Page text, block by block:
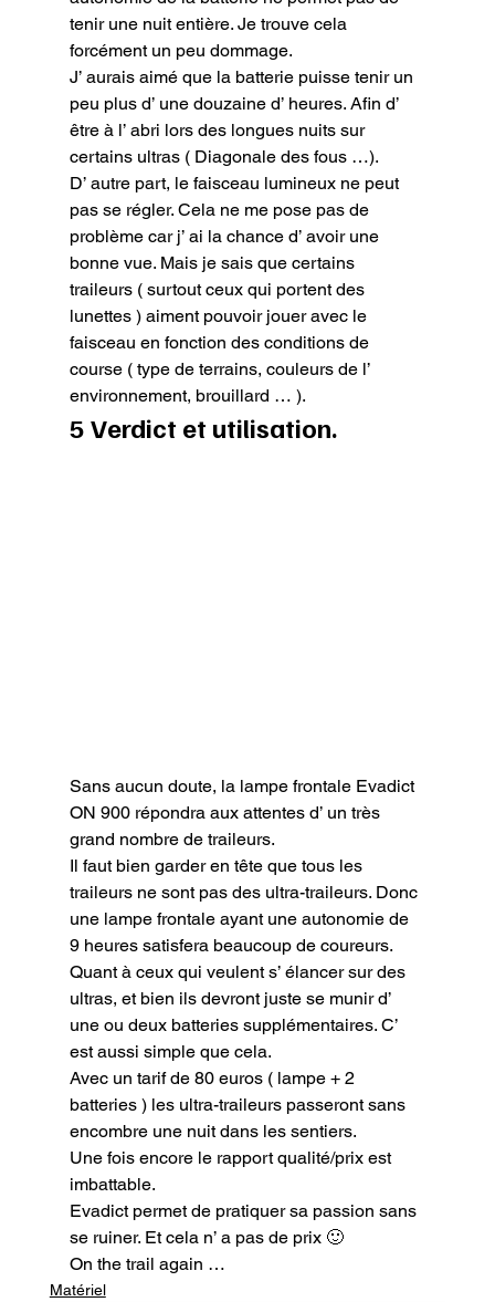
tenir une nuit entière. Je trouve cela
forcément un peu dommage.
J’ aurais aimé que la batterie puisse tenir un
peu plus d’ une douzaine d’ heures. Afin d’
être à l’ abri lors des longues nuits sur
certains ultras ( Diagonale des fous …).
D’ autre part, le faisceau lumineux ne peut
pas se régler. Cela ne me pose pas de
problème car j’ ai la chance d’ avoir une
bonne vue. Mais je sais que certains
traileurs ( surtout ceux qui portent des
lunettes ) aiment pouvoir jouer avec le
faisceau en fonction des conditions de
course ( type de terrains, couleurs de l’
environnement, brouillard … ).
5 Verdict et utilisation.
Sans aucun doute, la lampe frontale Evadict
ON 900 répondra aux attentes d’ un très
grand nombre de traileurs.
Il faut bien garder en tête que tous les
traileurs ne sont pas des ultra-traileurs. Donc
une lampe frontale ayant une autonomie de
9 heures satisfera beaucoup de coureurs.
Quant à ceux qui veulent s’ élancer sur des
ultras, et bien ils devront juste se munir d’
une ou deux batteries supplémentaires. C’
est aussi simple que cela.
Avec un tarif de 80 euros ( lampe + 2
batteries ) les ultra-traileurs passeront sans
encombre une nuit dans les sentiers.
Une fois encore le rapport qualité/prix est
imbattable.
Evadict permet de pratiquer sa passion sans
se ruiner. Et cela n’ a pas de prix 🙂
On the trail again …
Matériel